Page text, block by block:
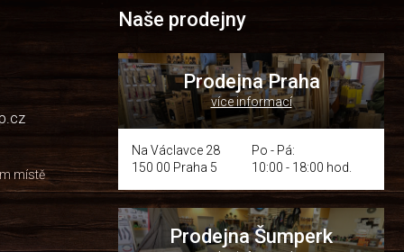
místě
Naše prodejny
Prodejna Praha
více informací
Na Václavce 28
150 00 Praha 5
Po - Pá:
10:00 - 18:00 hod.
Prodejna Šumperk